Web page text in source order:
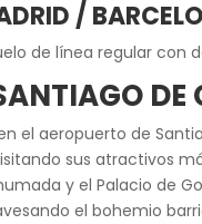
/
de línea regular con
DE
el aeropuerto de
sus atractivos
y el Palacio de
el bohemio